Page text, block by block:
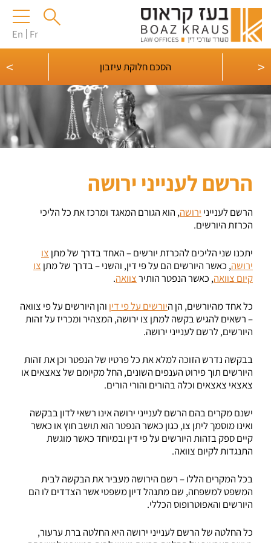
En Fr
<
> הסכם חלוקת עיזבון
הרשם לענייני ירושה
הרשם לענייני ירושה, הוא הגורם המאגד ומרכז את כל הליכי
הכרזת היורשים.
יתכנו שני הליכים להכרזת יורשים – האחד בדרך של מתן צו
ירושה, כאשר היורשים הם על פי דין, והשני – בדרך של מתן צו
קיום צוואה, כאשר הנפטר הותירצוואה.
כל אחד מהיורשים, הן היורשים על פי דין והן היורשים על פי צוואה
– רשאים להגיש בקשה למתן צו ירושה, המצהיר ומכריז על זהות
היורשים, לרשם לענייני ירושה.
בבקשה נדרש הזוכה למלא את כל פרטיו של הנפטר וכן את זהות
היורשים תוך פירוט הענפים השונים, החל מקיומם של צאצאים או
צאצאי צאצאים וכלה בהורים והורי הורים.
ישנם מקרים בהם הרשם לענייני ירושה אינו רשאי לדון בבקשה
ואינו מוסמך ליתן צו, כגון כאשר הנפטר הוא תושב חוץ או כאשר
קיים ספק בזהות היורשים על פי דין ובמיוחד כאשר מוגשת
התנגדות לקיום צוואה.
בכל המקרים הללו – רשם הירושה מעביר את הבקשה לבית
המשפט למשפחה, שם מתנהל דיון משפטי אשר הצדדים לו הם
היורשים והאפוטרופוס הכללי.
כל החלטה של הרשם לענייני ירושה היא החלטה ברת ערעור,